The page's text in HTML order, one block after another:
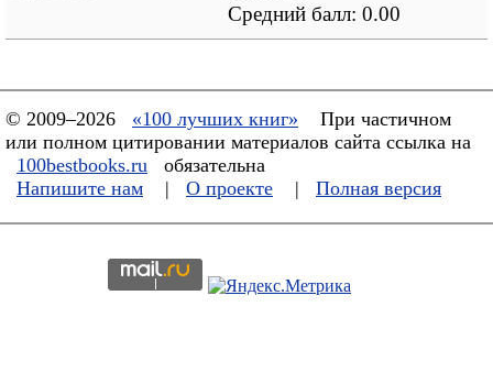
Средний балл: 0.00
© 2009–2026 «100 лучших книг»
При частичном
или полном цитировании материалов сайта ссылка на
100bestbooks.ru
обязательна
Напишите нам
| О проекте | Полная версия